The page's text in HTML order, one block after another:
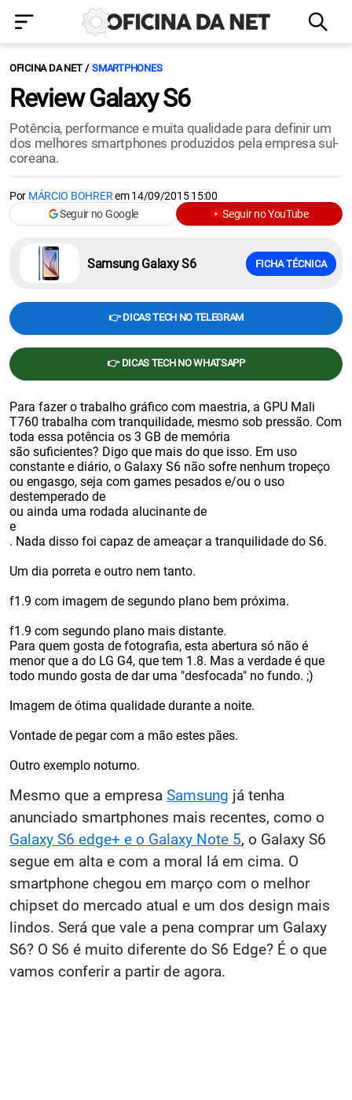
OFICINA DA NET SMARTPHONES
Review Galaxy S6
Potência, performance e muita qualidade para definir um
dos melhores smartphones produzidos pela empresa sul-
coreana.
Por MÁRCIO BOHRERem14/09/2015 15:00
Seguir no Google
Seguir no YouTube
Samsung Galaxy S6 FICHA TÉCNICA
👉 DICAS TECH NO TELEGRAM
👉 DICAS TECH NO WHATSAPP
Mesmo que a empresa Samsung já tenha
anunciado smartphones mais recentes, como o
Galaxy S6 edge+ e o Galaxy Note 5, o Galaxy S6
segue em alta e com a moral lá em cima. O
smartphone chegou em março com o melhor
chipset do mercado atual e um dos design mais
lindos. Será que vale a pena comprar um Galaxy
S6? O S6 é muito diferente do S6 Edge? É o que
vamos conferir a partir de agora.
Para fazer o trabalho gráfico com maestria, a GPU Mali
T760 trabalha com tranquilidade, mesmo sob pressão. Com
toda essa potência os 3 GB de memória
são suficientes? Digo que mais do que isso. Em uso
constante e diário, o Galaxy S6 não sofre nenhum tropeço
ou engasgo, seja com games pesados e/ou o uso
destemperado de
ou ainda uma rodada alucinante de
e
. Nada disso foi capaz de ameaçar a tranquilidade do S6.
Um dia porreta e outro nem tanto.
f1.9 com imagem de segundo plano bem próxima.
f1.9 com segundo plano mais distante.
Para quem gosta de fotografia, esta abertura só não é
menor que a do LG G4, que tem 1.8. Mas a verdade é que
todo mundo gosta de dar uma "desfocada" no fundo. ;)
Imagem de ótima qualidade durante a noite.
Vontade de pegar com a mão estes pães.
Outro exemplo noturno.